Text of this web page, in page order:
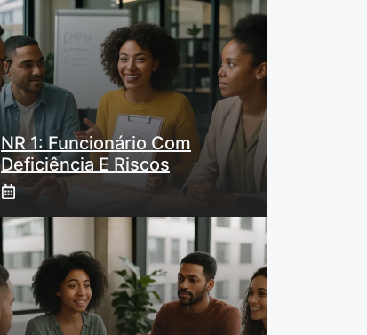
NR 1: Funcionário Com
Deficiência E Riscos